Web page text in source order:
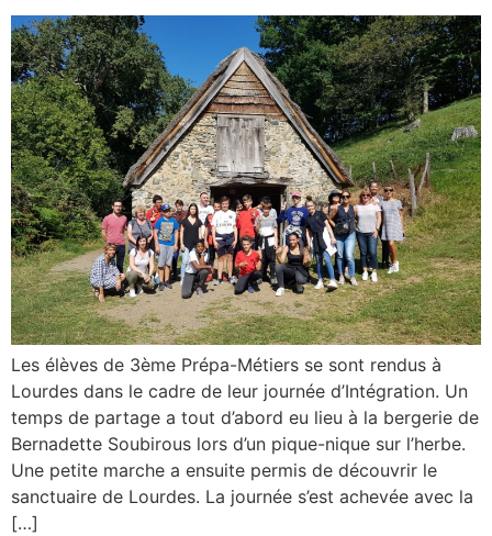
Les élèves de 3ème Prépa-Métiers se sont rendus à
Lourdes dans le cadre de leur journée d’Intégration. Un
temps de partage a tout d’abord eu lieu à la bergerie de
Bernadette Soubirous lors d’un pique-nique sur l’herbe.
Une petite marche a ensuite permis de découvrir le
sanctuaire de Lourdes. La journée s’est achevée avec la
[…]